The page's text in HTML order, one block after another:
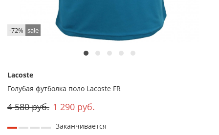
-72% sale
Lacoste
Голубая футболка поло Lacoste FR
4 580 руб. 1 290 руб.
Заканчивается